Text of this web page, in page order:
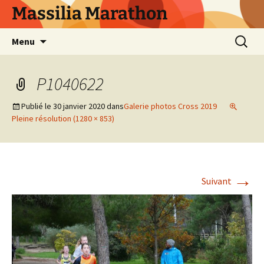
AllerMassilia Marathon
Menu
P1040622
Publié le 30 janvier 2020dansGalerie photos Cross 2019
Pleine résolution (1280 × 853)
Suivant →